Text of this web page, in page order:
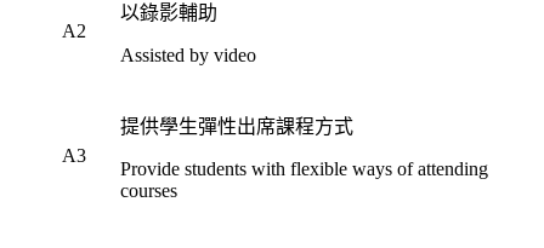
A2
以錄影輔助
Assisted by video
A3
提供學生彈性出席課程方式
Provide students with flexible ways of attending
courses